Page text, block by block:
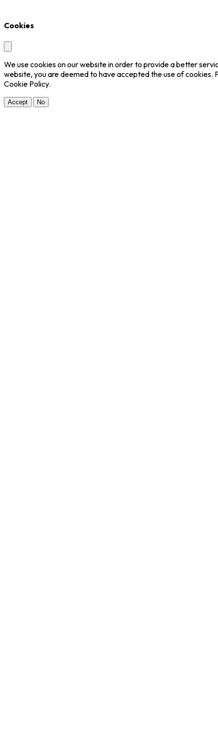
Cookies
We use cookies on our website in order to provide a better
website, you are deemed to have accepted the use of
Cookie Policy.
Accept No